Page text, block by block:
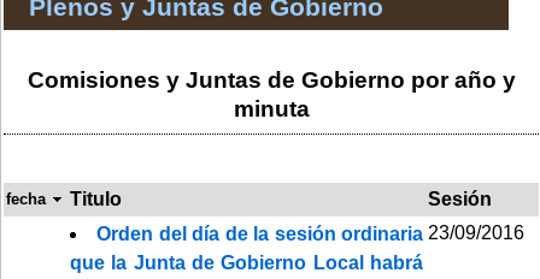
Plenos y Juntas de Gobierno
Comisiones y Juntas de Gobierno por año y
minuta
fecha Titulo
Sesión
Orden del día de la sesión ordinaria
que la Junta de Gobierno Local habrá
23/09/2016